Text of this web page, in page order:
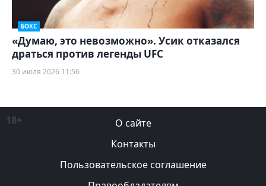
БОКС
«Думаю, это невозможно». Усик отказался
драться против легенды UFC
30 июля 2026 11:56
18+
О сайте
Контакты
Пользовательское соглашение